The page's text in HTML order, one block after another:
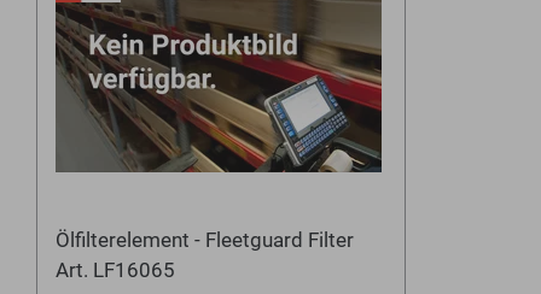
Ölfilterelement - Fleetguard Filter
Art. LF16065